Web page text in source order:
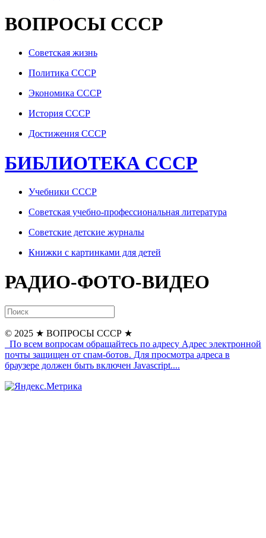
ВОПРОСЫ СССР
Советская жизнь
Политика СССР
Экономика СССР
История СССР
Достижения СССР
БИБЛИОТЕКА СССР
Учебники СССР
Советская учебно-профессиональная литература
Советские детские журналы
Книжки с картинками для детей
РАДИО-ФОТО-ВИДЕО
© 2025 ★ ВОПРОСЫ СССР ★
По всем вопросам обращайтесь по адресу Адрес электронной
почты защищен от спам-ботов. Для просмотра адреса в
браузере должен быть включен Javascript....